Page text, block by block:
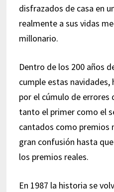
disfrazados de casa en
realmente a sus vidas
millonario.
Dentro de los 200 años
cumple estas
por el cúmulo de errores
tanto el primer como el
cantados como premios
gran confusión hasta
los premios reales.
En 1987 la historia se